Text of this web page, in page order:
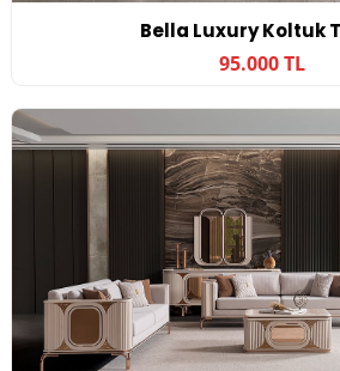
Bella Luxury Koltuk
95.000 TL